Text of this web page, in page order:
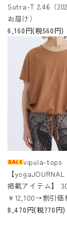
Sutra-T 2.46（
お届け）
6,160円(税560円)
vipula-tops
【
掲載アイテム】
￥12,100→割引価
8,470円(税770円)